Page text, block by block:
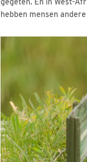
gegeten. En in West-
hebben mensen